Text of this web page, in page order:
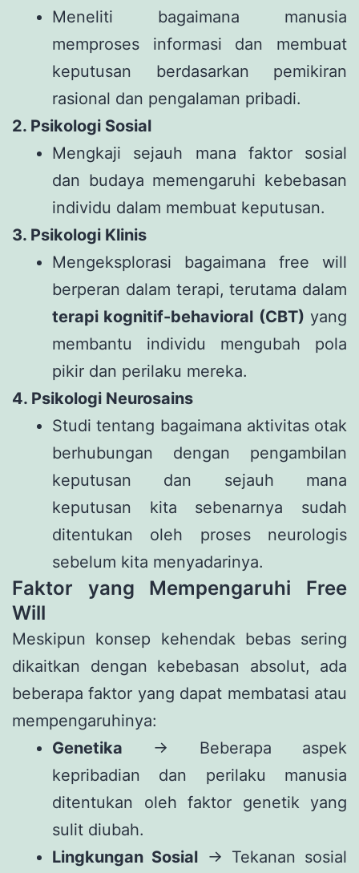
Meneliti bagaimana manusia
memproses informasi dan membuat
keputusan berdasarkan pemikiran
rasional dan pengalaman pribadi.
2. Psikologi Sosial
Mengkaji sejauh mana faktor sosial
dan budaya memengaruhi kebebasan
individu dalam membuat keputusan.
3. Psikologi Klinis
Mengeksplorasi bagaimana free will
berperan dalam terapi, terutama dalam
terapi kognitif-behavioral (CBT) yang
membantu individu mengubah pola
pikir dan perilaku mereka.
4. Psikologi Neurosains
Studi tentang bagaimana aktivitas otak
berhubungan dengan pengambilan
keputusan dan sejauh mana
keputusan kita sebenarnya sudah
ditentukan oleh proses neurologis
sebelum kita menyadarinya.
Faktor yang Mempengaruhi Free
Will
Meskipun konsep kehendak bebas sering
dikaitkan dengan kebebasan absolut, ada
beberapa faktor yang dapat membatasi atau
mempengaruhinya:
Genetika → Beberapa aspek
kepribadian dan perilaku manusia
ditentukan oleh faktor genetik yang
sulit diubah.
Lingkungan Sosial → Tekanan sosial